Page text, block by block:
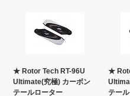
★ Rotor Tech RT-96U
Ultimate(究極) カーボン
テールローター
★
テー